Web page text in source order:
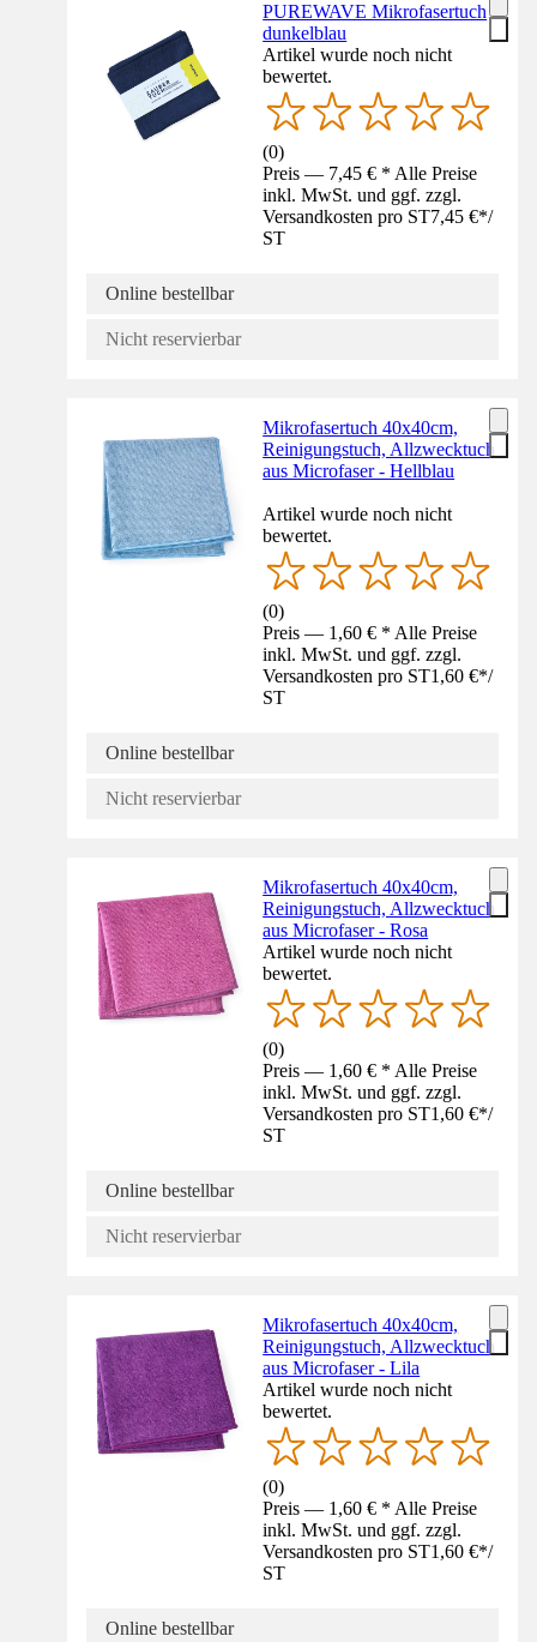
PUREWAVE Mikrofasertuch
dunkelblau
Artikel wurde noch nicht
bewertet.
(0)
Preis — 7,45 € * Alle Preise
inkl. MwSt. und ggf. zzgl.
Versandkosten pro ST7,45 €*/
ST
Online bestellbar
Nicht reservierbar
Mikrofasertuch 40x40cm,
Reinigungstuch, Allzwecktuch
aus Microfaser - Hellblau
Artikel wurde noch nicht
bewertet.
(0)
Preis — 1,60 € * Alle Preise
inkl. MwSt. und ggf. zzgl.
Versandkosten pro ST1,60 €*/
ST
Online bestellbar
Nicht reservierbar
Mikrofasertuch 40x40cm,
Reinigungstuch, Allzwecktuch
aus Microfaser - Rosa
Artikel wurde noch nicht
bewertet.
(0)
Preis — 1,60 € * Alle Preise
inkl. MwSt. und ggf. zzgl.
Versandkosten pro ST1,60 €*/
ST
Online bestellbar
Nicht reservierbar
Mikrofasertuch 40x40cm,
Reinigungstuch, Allzwecktuch
aus Microfaser - Lila
Artikel wurde noch nicht
bewertet.
(0)
Preis — 1,60 € * Alle Preise
inkl. MwSt. und ggf. zzgl.
Versandkosten pro ST1,60 €*/
ST
Online bestellbar